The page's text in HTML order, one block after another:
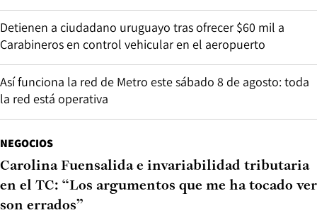
Detienen a ciudadano uruguayo tras ofrecer $60 mil a
Carabineros en control vehicular en el aeropuerto
Así funciona la red de Metro este sábado 8 de agosto: toda
la red está operativa
NEGOCIOS
Carolina Fuensalida e invariabilidad tributaria
en el TC: “Los argumentos que me ha tocado ver
son errados”